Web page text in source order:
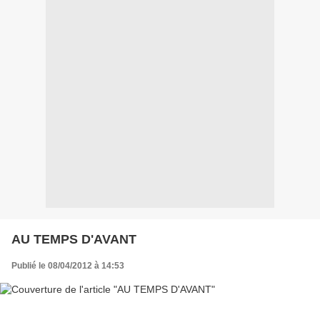
AU TEMPS D'AVANT
Publié le 08/04/2012 à 14:53